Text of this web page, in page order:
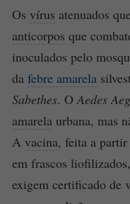
Os vírus atenuados
anticorpos que
inoculados pelo
da febre amarela
Sabethes. OAedes
amarela urbana, mas
A vacina, feita a
em frascos
exigem certificado de